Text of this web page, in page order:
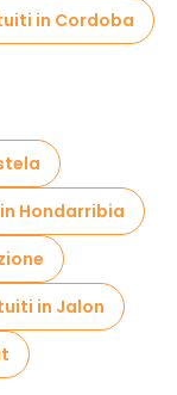
in Cordoba
Hondarribia
in Jalon